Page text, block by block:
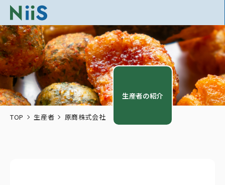
生産者の紹介
TOP 生産者 原商株式会社